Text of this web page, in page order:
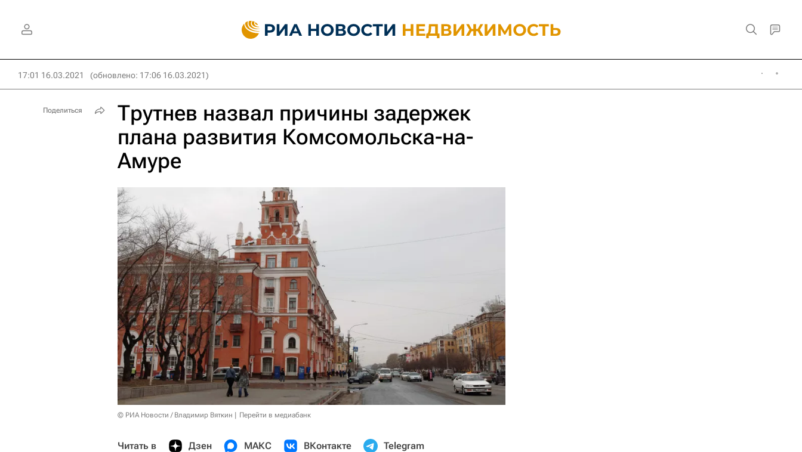
17:01 16.03.2021 (обновлено: 17:06 16.03.2021)
Трутнев назвал причины задержек
плана развития Комсомольска-на-
Амуре
© РИА Новости / Владимир Вяткин Перейти в медиабанк
Читать в Дзен МАКС ВКонтакте Telegram
Поделиться